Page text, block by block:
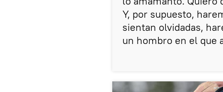
Y, por supuesto,
sientan olvidadas,
un hombro en el que